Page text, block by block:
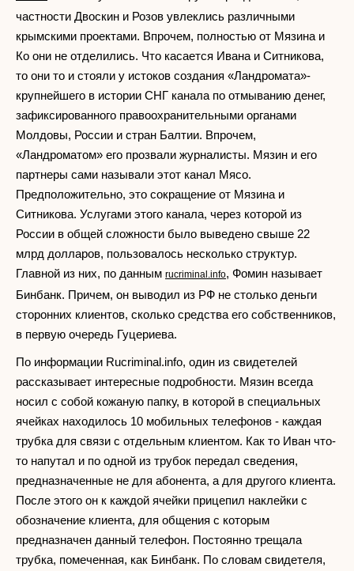
частности Двоскин и Розов увлеклись различными
крымскими проектами. Впрочем, полностью от Мязина и
Ко они не отделились. Что касается Ивана и Ситникова,
то они то и стояли у истоков создания «Ландромата»-
крупнейшего в истории СНГ канала по отмыванию денег,
зафиксированного правоохранительными органами
Молдовы, России и стран Балтии. Впрочем,
«Ландроматом» его прозвали журналисты. Мязин и его
партнеры сами называли этот канал Мясо.
Предположительно, это сокращение от Мязина и
Ситникова. Услугами этого канала, через которой из
России в общей сложности было выведено свыше 22
млрд долларов, пользовалось несколько структур.
Главной из них, по данным rucriminal.info, Фомин называет
Бинбанк. Причем, он выводил из РФ не столько деньги
сторонних клиентов, сколько средства его собственников,
в первую очередь Гуцериева.
По информации Rucriminal.info, один из свидетелей
рассказывает интересные подробности. Мязин всегда
носил с собой кожаную папку, в которой в специальных
ячейках находилось 10 мобильных телефонов - каждая
трубка для связи с отдельным клиентом. Как то Иван что-
то напутал и по одной из трубок передал сведения,
предназначенные не для абонента, а для другого клиента.
После этого он к каждой ячейки прицепил наклейки с
обозначение клиента, для общения с которым
предназначен данный телефон. Постоянно трещала
трубка, помеченная, как Бинбанк. По словам свидетеля,